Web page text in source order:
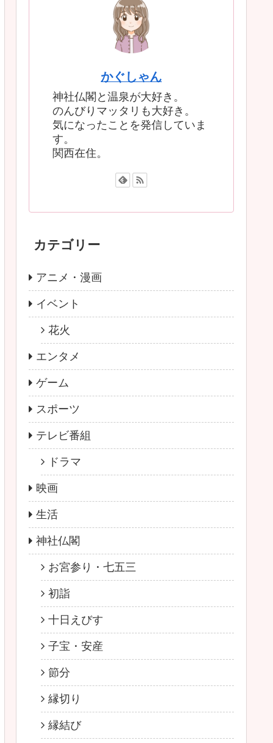
かぐしゃん
神社仏閣と温泉が大好き。
のんびりマッタリも大好き。
気になったことを発信していま
す。
関西在住。
カテゴリー
アニメ・漫画
イベント
花火
エンタメ
ゲーム
スポーツ
テレビ番組
ドラマ
映画
生活
神社仏閣
お宮参り・七五三
初詣
十日えびす
子宝・安産
節分
縁切り
縁結び